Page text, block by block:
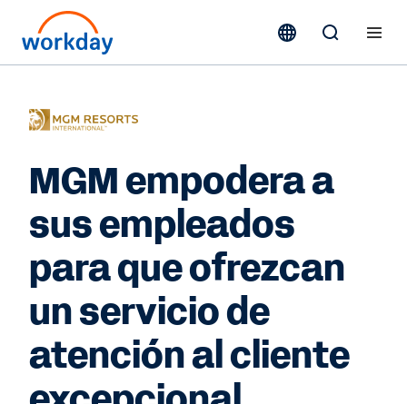
MGM empodera a
sus empleados
para que ofrezcan
un servicio de
atención al cliente